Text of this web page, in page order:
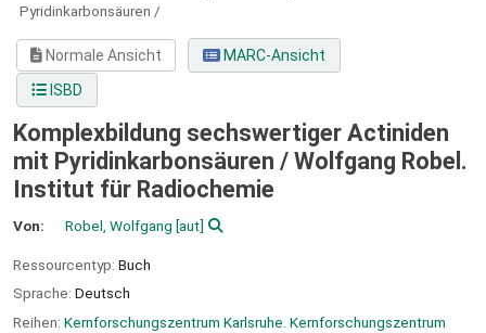
Pyridinkarbonsäuren /
Normale Ansicht
MARC-Ansicht
ISBD
Komplexbildung sechswertiger Actiniden
mit Pyridinkarbonsäuren / Wolfgang Robel.
Institut für Radiochemie
Von: Robel, Wolfgang [aut]
Ressourcentyp: Buch
Sprache: Deutsch
Reihen: Kernforschungszentrum Karlsruhe. Kernforschungszentrum